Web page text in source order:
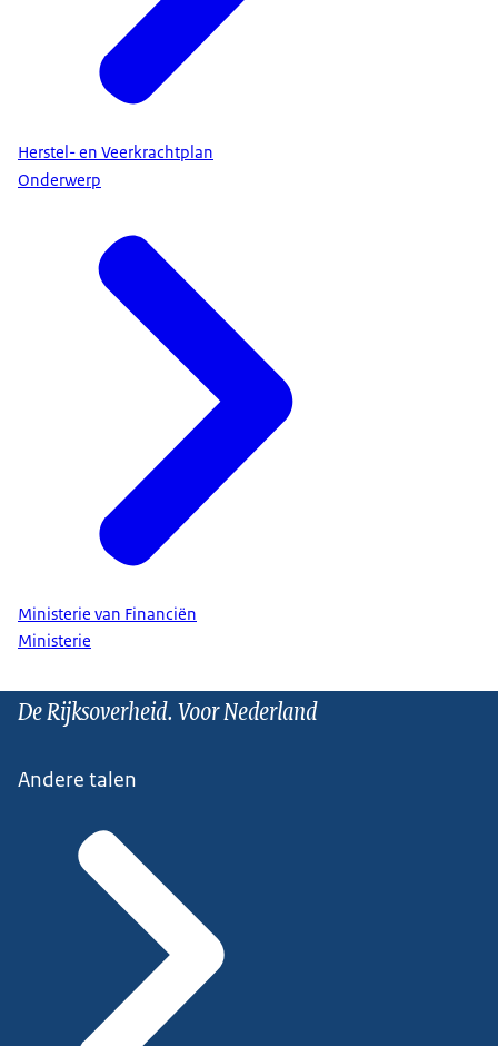
Herstel- en Veerkrachtplan
Onderwerp
Ministerie van Financiën
Ministerie
De Rijksoverheid. Voor Nederland
Andere talen